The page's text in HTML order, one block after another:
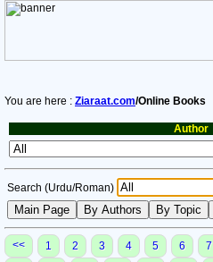
You are here : Ziaraat.com/Online Books
Author
Search (Urdu/Roman)
<< 1 2 3 4 5 6 7